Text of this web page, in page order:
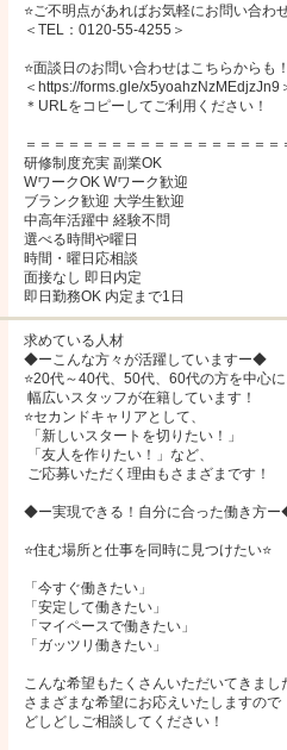
⭐ご不明点があればお気軽にお問い合わ
＜TEL：0120-55-4255＞
⭐面談日のお問い合わせはこちらからも！
＜https://forms.gle/x5yoahzNzMEdjzJn9
＊URLをコピーしてご利用ください！
＝＝＝＝＝＝＝＝＝＝＝＝＝＝＝＝＝＝
研修制度充実 副業OK
WワークOK Wワーク歓迎
ブランク歓迎 大学生歓迎
中高年活躍中 経験不問
選べる時間や曜日
時間・曜日応相談
面接なし 即日内定
即日勤務OK 内定まで1日
求めている人材
◆ーこんな方々が活躍していますー◆
⭐20代～40代、50代、60代の方を中心に
⭐セカンドキャリアとして、
◆ー実現できる！自分に合った働き方
⭐住む場所と仕事を同時に見つけたい⭐
「今すぐ働きたい」
「安定して働きたい」
「マイペースで働きたい」
「ガッツリ働きたい」
こんな希望もたくさんいただいてきまし
さまざまな希望にお応えいたしますので
どしどしご相談してください！